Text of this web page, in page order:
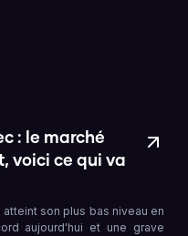
: le marché
voici ce qui va
son plus bas niveau en
aujourd'hui et une grave